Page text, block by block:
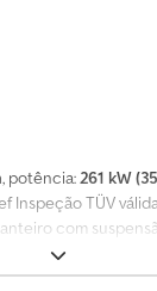
, potência:261 kW
Inspeção TÜV
com
reboque
Energia